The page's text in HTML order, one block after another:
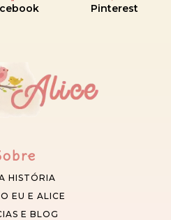
Pinterest
HISTÓRIA
EU E ALICE
E BLOG